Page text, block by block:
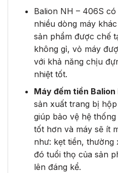
Balion NH – 406S
nhiều dòng máy
sản phẩm được chế
không gỉ, vỏ máy
với khả năng chịu
nhiệt tốt.
Máy đếm tiền Balion
sản xuất trang bị
giúp bảo vệ hệ
tốt hơn và máy sẽ ít
như: kẹt tiền,
đó tuổi thọ của sản
lên đáng kể.